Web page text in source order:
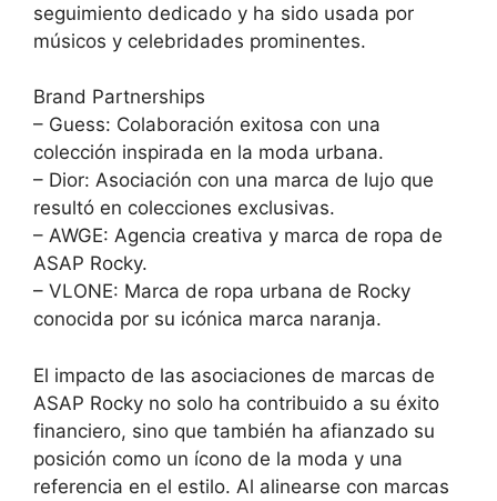
seguimiento dedicado y ha sido usada por
músicos y celebridades prominentes.
Brand Partnerships
– Guess: Colaboración exitosa con una
colección inspirada en la moda urbana.
– Dior: Asociación con una marca de lujo que
resultó en colecciones exclusivas.
– AWGE: Agencia creativa y marca de ropa de
ASAP Rocky.
– VLONE: Marca de ropa urbana de Rocky
conocida por su icónica marca naranja.
El impacto de las asociaciones de marcas de
ASAP Rocky no solo ha contribuido a su éxito
financiero, sino que también ha afianzado su
posición como un ícono de la moda y una
referencia en el estilo. Al alinearse con marcas